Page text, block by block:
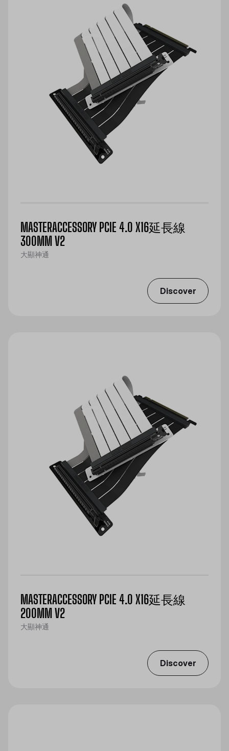
MASTERACCESSORY PCIE 4.0 X16延長線
300MM V2
大顯神通
Discover
MASTERACCESSORY PCIE 4.0 X16延長線
200MM V2
大顯神通
Discover